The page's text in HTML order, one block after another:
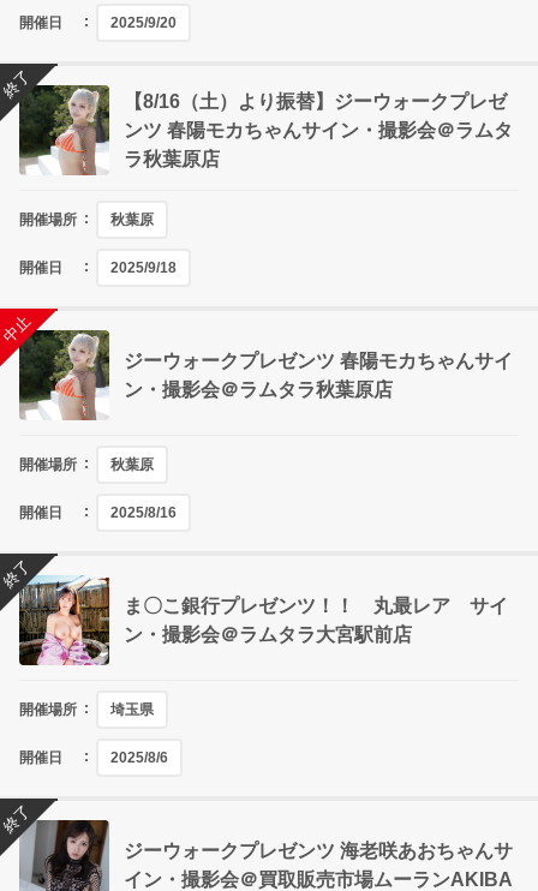
開催日 2025/9/20
【8/16（土）より振替】ジーウォークプレゼ
ンツ 春陽モカちゃんサイン・撮影会＠ラムタ
ラ秋葉原店
開催場所 秋葉原
開催日 2025/9/18
終了
ジーウォークプレゼンツ 春陽モカちゃんサイ
ン・撮影会＠ラムタラ秋葉原店
開催場所 秋葉原
開催日 2025/8/16
終了
中止
ま〇こ銀行プレゼンツ！！ 丸最レア サイ
ン・撮影会＠ラムタラ大宮駅前店
開催場所 埼玉県
開催日 2025/8/6
終了
ジーウォークプレゼンツ 海老咲あおちゃんサ
イン・撮影会＠買取販売市場ムーランAKIBA
終了